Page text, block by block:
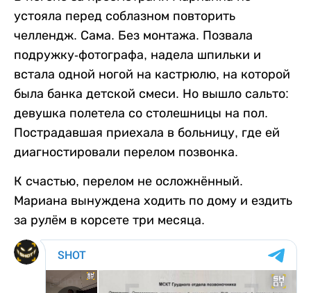
устояла перед соблазном повторить
челлендж. Сама. Без монтажа. Позвала
подружку-фотографа, надела шпильки и
встала одной ногой на кастрюлю, на которой
была банка детской смеси. Но вышло сальто:
девушка полетела со столешницы на пол.
Пострадавшая приехала в больницу, где ей
диагностировали перелом позвонка.
К счастью, перелом не осложнённый.
Мариана вынуждена ходить по дому и ездить
за рулём в корсете три месяца.